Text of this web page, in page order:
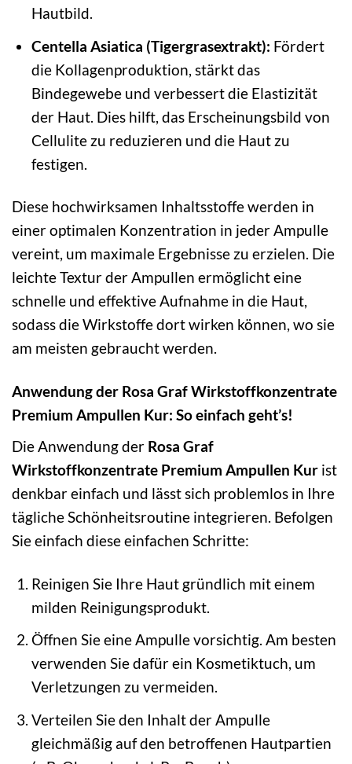
Hautbild.
Centella Asiatica (Tigergrasextrakt): Fördert
die Kollagenproduktion, stärkt das
Bindegewebe und verbessert die Elastizität
der Haut. Dies hilft, das Erscheinungsbild von
Cellulite zu reduzieren und die Haut zu
festigen.
Diese hochwirksamen Inhaltsstoffe werden in
einer optimalen Konzentration in jeder Ampulle
vereint, um maximale Ergebnisse zu erzielen. Die
leichte Textur der Ampullen ermöglicht eine
schnelle und effektive Aufnahme in die Haut,
sodass die Wirkstoffe dort wirken können, wo sie
am meisten gebraucht werden.
Anwendung der Rosa Graf Wirkstoffkonzentrate
Premium Ampullen Kur: So einfach geht’s!
Die Anwendung der Rosa Graf
Wirkstoffkonzentrate Premium Ampullen Kur ist
denkbar einfach und lässt sich problemlos in Ihre
tägliche Schönheitsroutine integrieren. Befolgen
Sie einfach diese einfachen Schritte:
Reinigen Sie Ihre Haut gründlich mit einem
milden Reinigungsprodukt.
Öffnen Sie eine Ampulle vorsichtig. Am besten
verwenden Sie dafür ein Kosmetiktuch, um
Verletzungen zu vermeiden.
Verteilen Sie den Inhalt der Ampulle
gleichmäßig auf den betroffenen Hautpartien